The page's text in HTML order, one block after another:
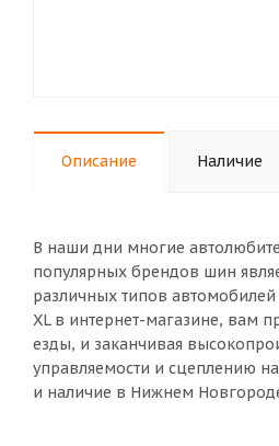
Описание Наличие
В наши дни многие
популярных брендов шин
различных типов
XL в интернет-магазине, вам
езды, и заканчивая
управляемости и сцеплению
и наличие в Нижнем